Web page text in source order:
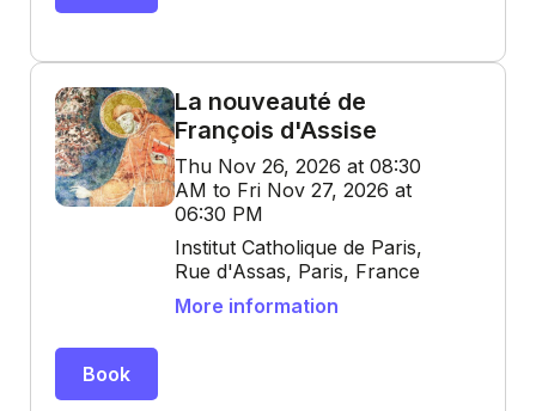
La nouveauté de
François d'Assise
Thu Nov 26, 2026 at 08:30
AM to Fri Nov 27, 2026 at
06:30 PM
Institut Catholique de Paris,
Rue d'Assas, Paris, France
More information
Book